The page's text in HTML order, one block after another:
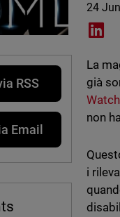
RSS
Email
24
La
già
non
i